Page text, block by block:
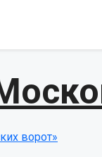
ворот»